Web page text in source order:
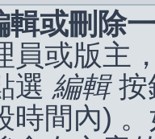
輯或刪除
員或版主
選 編輯按
時間內)